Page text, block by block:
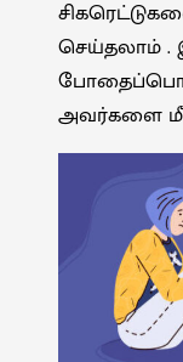
செய்தலாம் .
அவர்களை